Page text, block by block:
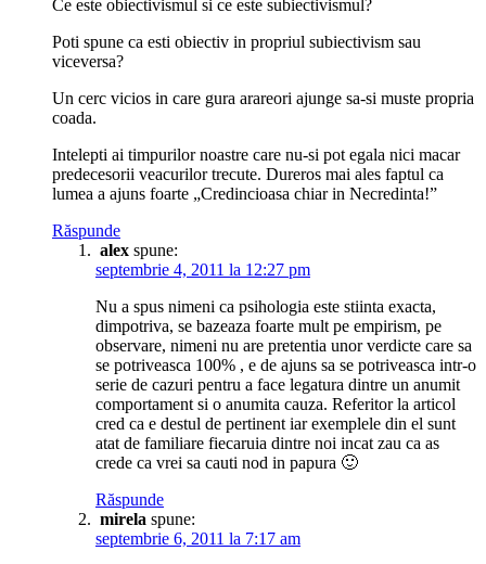
Ce este obiectivismul si ce este subiectivismul?
Poti spune ca esti obiectiv in propriul subiectivism sau
viceversa?
Un cerc vicios in care gura arareori ajunge sa-si muste propria
coada.
Intelepti ai timpurilor noastre care nu-si pot egala nici macar
predecesorii veacurilor trecute. Dureros mai ales faptul ca
lumea a ajuns foarte „Credincioasa chiar in Necredinta!”
Răspunde
alex spune:
septembrie 4, 2011 la 12:27 pm
Nu a spus nimeni ca psihologia este stiinta exacta,
dimpotriva, se bazeaza foarte mult pe empirism, pe
observare, nimeni nu are pretentia unor verdicte care sa
se potriveasca 100% , e de ajuns sa se potriveasca intr-o
serie de cazuri pentru a face legatura dintre un anumit
comportament si o anumita cauza. Referitor la articol
cred ca e destul de pertinent iar exemplele din el sunt
atat de familiare fiecaruia dintre noi incat zau ca as
crede ca vrei sa cauti nod in papura 🙂
Răspunde
mirela spune:
septembrie 6, 2011 la 7:17 am